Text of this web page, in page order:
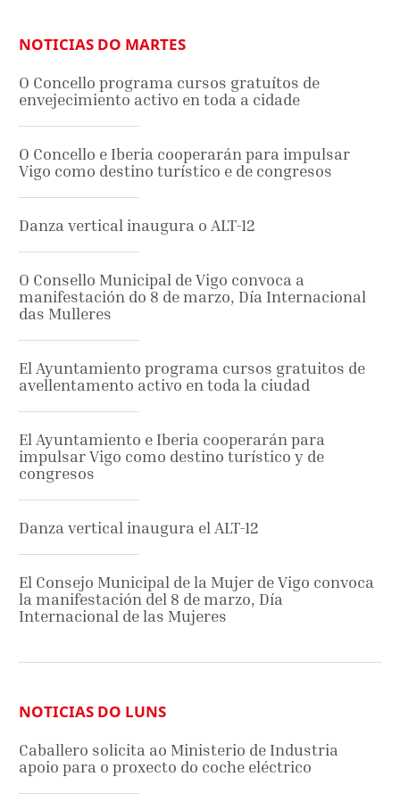
NOTICIAS DO MARTES
O Concello programa cursos gratuítos de
envejecimiento activo en toda a cidade
O Concello e Iberia cooperarán para impulsar
Vigo como destino turístico e de congresos
Danza vertical inaugura o ALT-12
O Consello Municipal de Vigo convoca a
manifestación do 8 de marzo, Día Internacional
das Mulleres
El Ayuntamiento programa cursos gratuitos de
avellentamento activo en toda la ciudad
El Ayuntamiento e Iberia cooperarán para
impulsar Vigo como destino turístico y de
congresos
Danza vertical inaugura el ALT-12
El Consejo Municipal de la Mujer de Vigo convoca
la manifestación del 8 de marzo, Día
Internacional de las Mujeres
NOTICIAS DO LUNS
Caballero solicita ao Ministerio de Industria
apoio para o proxecto do coche eléctrico